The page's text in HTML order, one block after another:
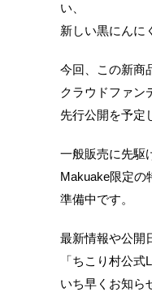
い、
新しい黒にんに
今回、この新商
クラウドファン
先行公開を予定
一般販売に先駆
Makuake限定の
準備中です。
最新情報や公開
「ちこり村公式
いち早くお知ら